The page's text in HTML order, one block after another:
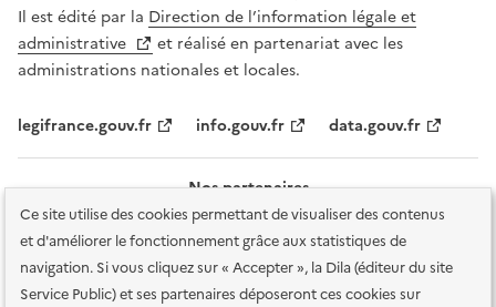
Ce site utilise des cookies permettant de visualiser des contenus
et d'améliorer le fonctionnement grâce aux statistiques de
navigation. Si vous cliquez sur « Accepter », la Dila (éditeur du site
Service Public) et ses partenaires déposeront ces cookies sur
Il est édité par la Direction de l’information légale et
administrative
et réalisé en partenariat avec les
administrations nationales et locales.
legifrance.gouv.fr info.gouv.fr data.gouv.fr
Nos partenaires